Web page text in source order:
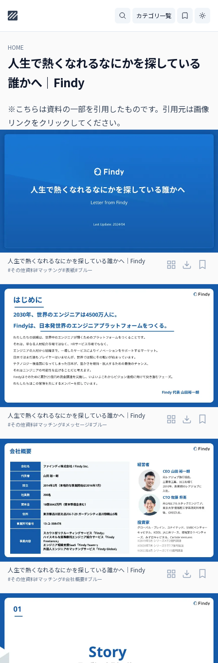
カテゴリ一覧
HOME
人生で熱くなれるなにかを探している
誰かへ｜Findy
※こちらは資料の一部を引用したものです。引用元は画像
リンクをクリックしてください。
人生で熱くなれるなにかを探している誰かへ｜Findy
#その他資料#マッチング#表紙#ブルー
人生で熱くなれるなにかを探している誰かへ｜Findy
#その他資料#マッチング#メッセージ#ブルー
人生で熱くなれるなにかを探している誰かへ｜Findy
#その他資料#マッチング#会社概要#ブルー